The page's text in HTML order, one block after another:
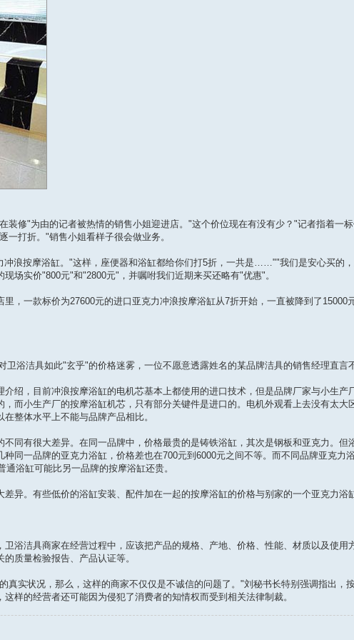
修"为由的记者被热情的销售小姐迎进店。"这个价位现在有没有少？"记者指着一
一打折。"销售小姐看样子很会做业务。
浪按摩浴缸。"这样，座便器和浴缸都给你们打5折，一共是……""我们是安心买的
场实价"800元"和"2800元"，并嘱咐我们近期来买还略有"优惠"。
一款标价为27600元的进口亚克力冲浪按摩浴缸从7折开始，一直被降到了15000
浴洁具如此"玄乎"的价格迷雾，一位不愿意透露姓名的某品牌洁具的销售经理直言
，目前冲浪按摩浴缸的电机芯基本上都使用的进口技术，但是品牌厂家与小生产
而小生产厂的按摩浴缸机芯，只有部分关键件是进口的。电机外观看上去没有太大
整体水平上不能与品牌产品相比。
有很大差异。在同一品牌中，价格最贵的是铸铁浴缸，其次是钢板和亚克力。但
同一品牌的亚克力浴缸，价格差也在700元到6000元之间不等。而不同品牌亚克力
浴缸可能比另一品牌的按摩浴缸还贵。
。有些低价的浴缸安装、配件加在一起的按摩浴缸的价格与别家的一个亚克力浴
洁具商家在经营过程中，应该把产品的规格、产地、价格、性能、材质以及使用
质量检验报告、产品认证等。
实状况，那么，这样的商家不仅仅是不诚信的问题了。"刘秘书长特别强调指出，
样的经营者还可能因为侵犯了消费者的知情权而受到相关法律制裁。